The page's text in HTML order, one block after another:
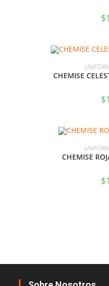
$
CHEMISE
$
CHEMISE
$